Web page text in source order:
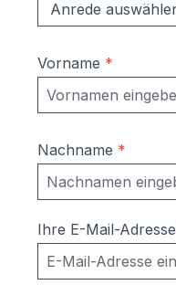
A4
zur Montage
Bei Fragen
info@schmitt-
09522 - 39 50
Vorname *
Nachname *
Ihre E-Mail-Adresse